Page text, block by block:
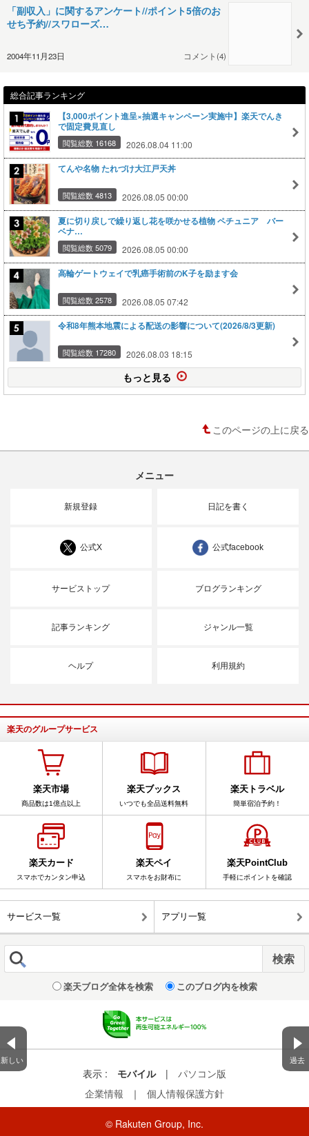
新しい 過去
「副収入」に関するアンケート//ポイント5倍のお
せち予約//スワローズ…
2004年11月23日 コメント(4)
総合記事ランキング
【3,000ポイント進呈×抽選キャンペーン実施中】楽天でんき
で固定費見直し
閲覧総数 16168 2026.08.04 11:00
てんや名物 たれづけ大江戸天丼
閲覧総数 4813 2026.08.05 00:00
夏に切り戻しで繰り返し花を咲かせる植物 ペチュニア バー
ベナ…
閲覧総数 5079 2026.08.05 00:00
高輪ゲートウェイで乳癌手術前のK子を励ます会
閲覧総数 2578 2026.08.05 07:42
令和8年熊本地震による配送の影響について(2026/8/3更新)
閲覧総数 17280 2026.08.03 18:15
もっと見る
このページの上に戻る
メニュー
新規登録 日記を書く
公式X 公式facebook
サービストップ ブログランキング
記事ランキング ジャンル一覧
ヘルプ 利用規約
楽天のグループサービス
楽天市場
商品数は1億点以上
楽天ブックス
いつでも全品送料無料
楽天トラベル
簡単宿泊予約！
楽天カード
スマホでカンタン申込
楽天ペイ
スマホをお財布に
楽天PointClub
手軽にポイントを確認
サービス一覧 アプリ一覧
楽天ブログ全体を検索 このブログ内を検索
表示 : モバイル |
パソコン版
企業情報
｜ 個人情報保護方針
© Rakuten Group, Inc.